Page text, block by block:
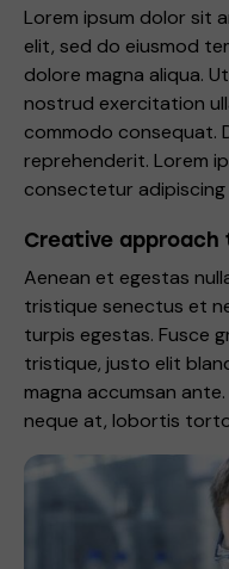
Lorem ipsum dolor sit
elit, sed do eiusmod
dolore magna aliqua.
nostrud exercitation
commodo consequat.
reprehenderit. Lorem
consectetur adipiscing
Creative
Aenean et egestas
tristique senectus et
turpis egestas. Fusce
tristique, justo elit
magna accumsan
neque at, lobortis